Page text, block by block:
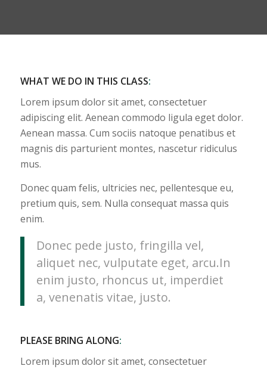
WHAT WE DO IN THIS CLASS:
Lorem ipsum dolor sit amet, consectetuer
adipiscing elit. Aenean commodo ligula eget dolor.
Aenean massa. Cum sociis natoque penatibus et
magnis dis parturient montes, nascetur ridiculus
mus.
Donec quam felis, ultricies nec, pellentesque eu,
pretium quis, sem. Nulla consequat massa quis
enim.
Donec pede justo, fringilla vel,
aliquet nec, vulputate eget, arcu.In
enim justo, rhoncus ut, imperdiet
a, venenatis vitae, justo.
PLEASE BRING ALONG:
Lorem ipsum dolor sit amet, consectetuer